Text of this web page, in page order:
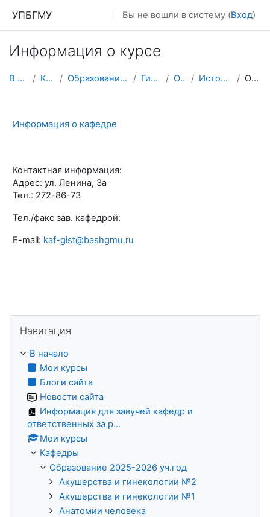
УПБГМУ Вы не вошли в систему (Вход)
Информация о курсе
В начало Кафедры Образование 2025-2026 уч.год Гистологии О курсе История кафедры Описание
Информация о кафедре
Контактная информация:
Адрес: ул. Ленина, 3а
Тел.: 272-86-73
Тел./факс зав. кафедрой:
E-mail: kaf-gist@bashgmu.ru
Навигация
В начало
Мои курсы
Блоги сайта
Новости сайта
Информация для завучей кафедр и
ответственных за р...
Мои курсы
Кафедры
Образование 2025-2026 уч.год
Акушерства и гинекологии №2
Акушерства и гинекологии №1
Анатомии человека